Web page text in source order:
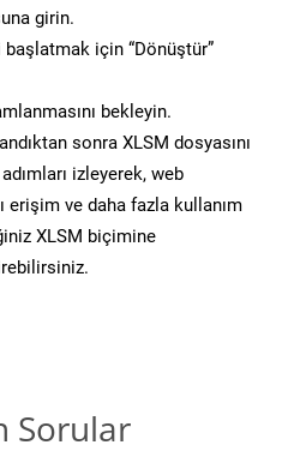
girin.
için “Dönüştür”
bekleyin.
sonra XLSM dosyasını
izleyerek, web
erişim ve daha fazla kullanım
XLSM biçimine
Sorular